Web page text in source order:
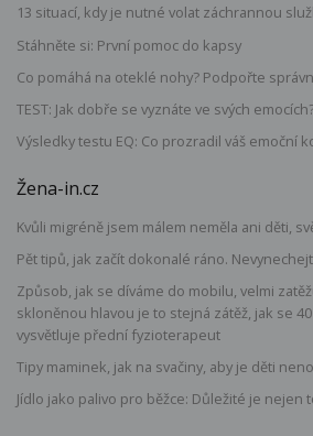
13 situací, kdy je nutné volat záchrannou
Stáhněte si: První pomoc do kapsy
Co pomáhá na oteklé nohy? Podpořte
TEST: Jak dobře se vyznáte ve svých
Výsledky testu EQ: Co prozradil váš emoční
Žena-in.cz
Kvůli migréně jsem málem neměla ani děti,
Pět tipů, jak začít dokonalé ráno.
Způsob, jak se díváme do mobilu, velmi
skloněnou hlavou je to stejná zátěž, jak se
vysvětluje přední fyzioterapeut
Tipy maminek, jak na svačiny, aby je děti
Jídlo jako palivo pro běžce: Důležité je nejen